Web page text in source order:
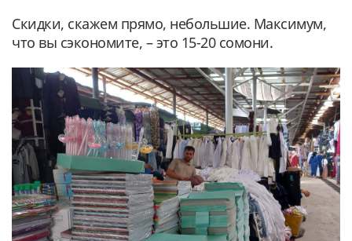
Скидки, скажем прямо, небольшие. Максимум,
что вы сэкономите, – это 15-20 сомони.